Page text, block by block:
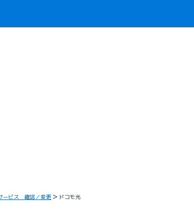
ービス 確認／変更 ドコモ光